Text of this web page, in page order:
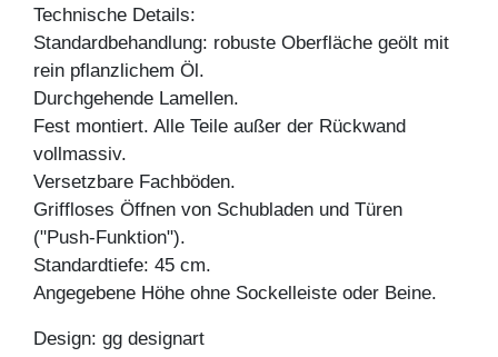
Technische Details:
Standardbehandlung: robuste Oberfläche geölt mit
rein pflanzlichem Öl.
Durchgehende Lamellen.
Fest montiert. Alle Teile außer der Rückwand
vollmassiv.
Versetzbare Fachböden.
Griffloses Öffnen von Schubladen und Türen
("Push-Funktion").
Standardtiefe: 45 cm.
Angegebene Höhe ohne Sockelleiste oder Beine.
Design: gg designart